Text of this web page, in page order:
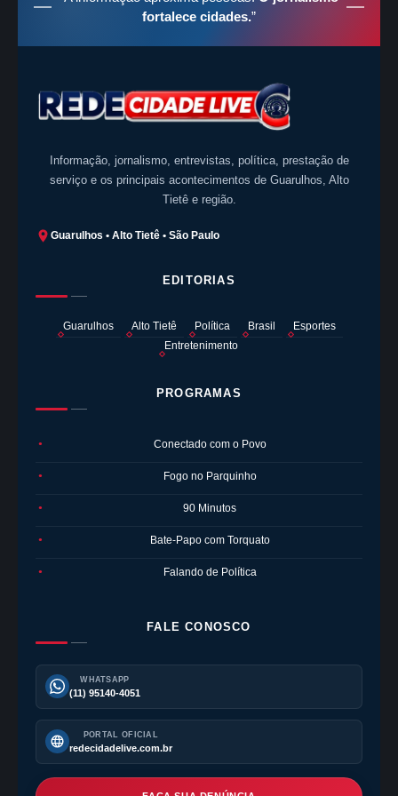
fortalece cidades.”
Informação, jornalismo, entrevistas, política, prestação de
serviço e os principais acontecimentos de Guarulhos, Alto
Tietê e região.
Guarulhos • Alto Tietê • São Paulo
EDITORIAS
Guarulhos Alto Tietê Política Brasil
Esportes
Entretenimento
PROGRAMAS
● Conectado com o Povo
● Fogo no Parquinho
● 90 Minutos
● Bate-Papo com Torquato
● Falando de Política
FALE CONOSCO
WHATSAPP
(11) 95140-4051
PORTAL OFICIAL
redecidadelive.com.br